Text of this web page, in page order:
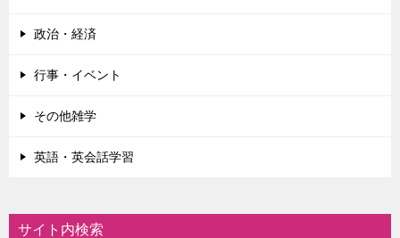
政治・経済
行事・イベント
その他雑学
英語・英会話学習
サイト内検索